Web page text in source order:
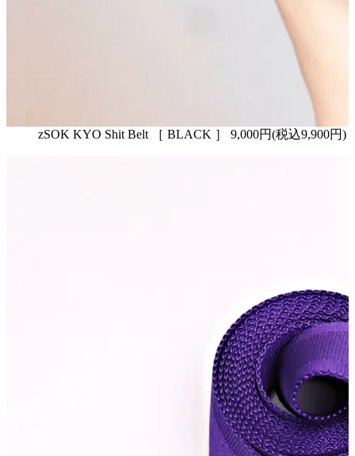
zSOK KYO Shit Belt ［ BLACK ］ 9,000円(税込9,900円)